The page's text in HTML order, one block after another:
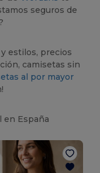
seguros de
estilos, precios
camisetas sin
al por mayor
en España